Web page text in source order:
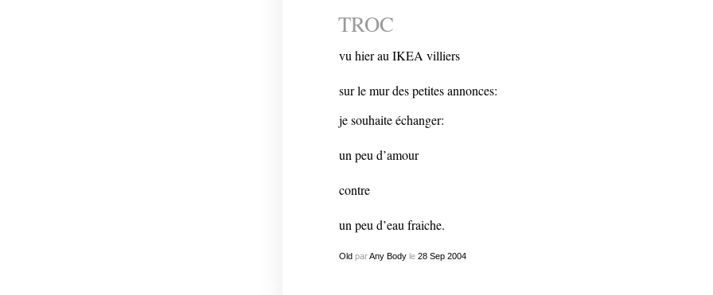
TROC
vu hier au IKEA villiers
sur le mur des petites annonces:
je souhaite échanger:
un peu d’amour
contre
un peu d’eau fraiche.
OldparAny Bodyle 28 Sep 2004